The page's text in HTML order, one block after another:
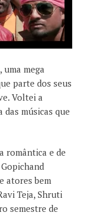
mega
parte dos seus
Voltei a
músicas que
romântica e de
atores bem
Teja, Shruti
semestre de